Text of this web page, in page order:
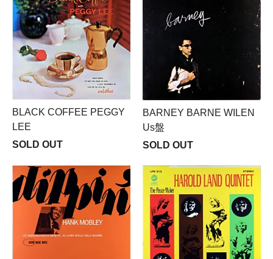
BLACK COFFEE PEGGY
LEE
SOLD OUT
BARNEY BARNE WILEN
Us盤
SOLD OUT